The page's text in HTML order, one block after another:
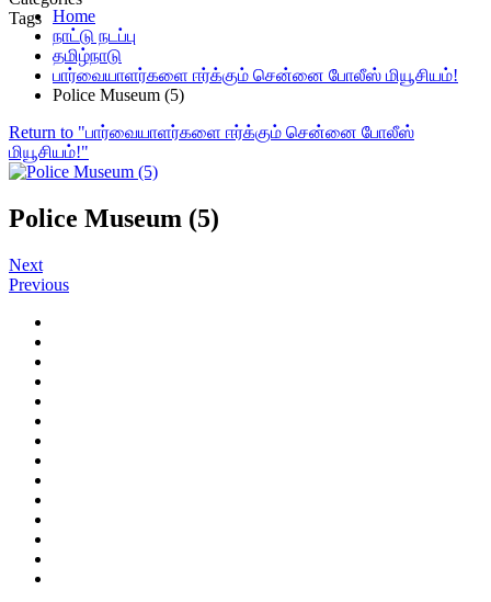
Tags Home
நாட்டு நடப்பு
தமிழ்நாடு
பார்வையாளர்களை ஈர்க்கும் சென்னை போலீஸ் மியூசியம்!
Police Museum (5)
Return to "பார்வையாளர்களை ஈர்க்கும் சென்னை போலீஸ்
மியூசியம்!"
Police Museum (5)
Next
Previous